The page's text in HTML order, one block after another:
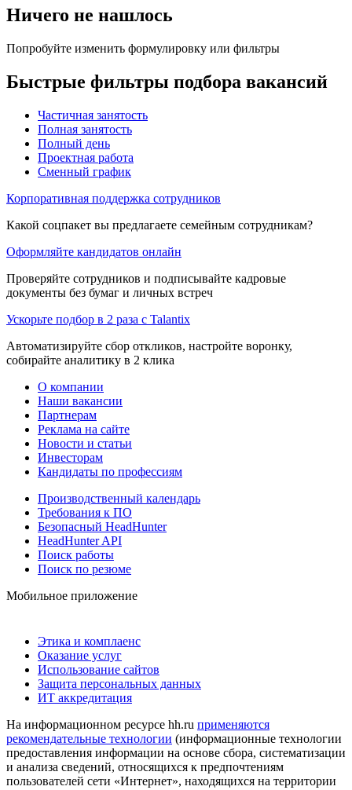
Ничего не нашлось
Попробуйте изменить формулировку или фильтры
Быстрые фильтры подбора вакансий
Частичная занятость
Полная занятость
Полный день
Проектная работа
Сменный график
Корпоративная поддержка сотрудников
Какой соцпакет вы предлагаете семейным сотрудникам?
Оформляйте кандидатов онлайн
Проверяйте сотрудников и подписывайте кадровые
документы без бумаг и личных встреч
Ускорьте подбор в 2 раза с Talantix
Автоматизируйте сбор откликов, настройте воронку,
собирайте аналитику в 2 клика
О компании
Наши вакансии
Партнерам
Реклама на сайте
Новости и статьи
Инвесторам
Кандидаты по профессиям
Производственный календарь
Требования к ПО
Безопасный HeadHunter
HeadHunter API
Поиск работы
Поиск по резюме
Мобильное приложение
Этика и комплаенс
Оказание услуг
Использование сайтов
Защита персональных данных
ИТ аккредитация
На информационном ресурсе hh.ru применяются
рекомендательные технологии (информационные технологии
предоставления информации на основе сбора, систематизации
и анализа сведений, относящихся к предпочтениям
пользователей сети «Интернет», находящихся на территории